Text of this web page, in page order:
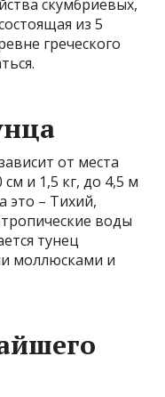
скумбриевых,
из 5
греческого
от места
и 1,5 кг, до 4,5 м
это – Тихий,
воды
тунец
моллюсками и